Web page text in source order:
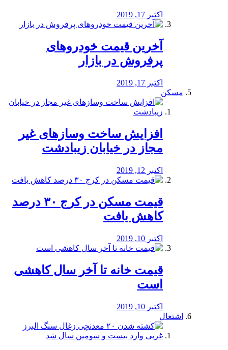
اکتبر 17, 2019
آخرین قیمت خودرو‌های
پرفروش در بازار
اکتبر 17, 2019
مسکن
افزایش ساخت وسازهای غیر
مجاز در خیابان زیبادشت
اکتبر 12, 2019
️قیمت مسکن در کرج ۳۰ درصد
کاهش یافت
اکتبر 10, 2019
قیمت خانه تا آخر سال کاهشی
است
اکتبر 10, 2019
اشتغال